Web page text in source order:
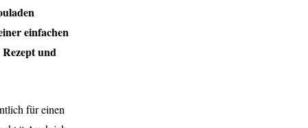
einfachen
und
für einen